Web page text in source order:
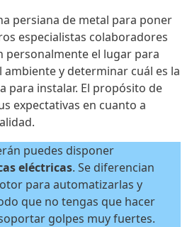
persiana de metal para poner
especialistas colaboradores
personalmente el lugar para
ambiente y determinar cuál es la
para instalar. El propósito de
expectativas en cuanto a
puedes disponer
eléctricas. Se diferencian
para automatizarlas y
que no tengas que hacer
golpes muy fuertes.